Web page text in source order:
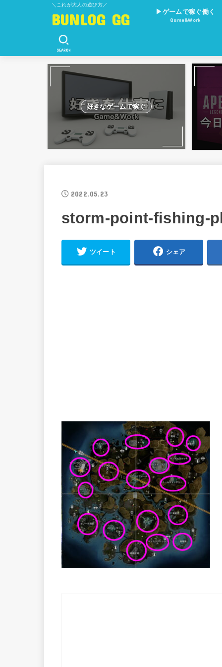
＼これが大人の遊び方／
BUNLOG GG ▶︎ゲームで稼ぐ働く
Game&Work
SEARCH
好きなゲームで稼ぐ
2022.05.23
storm-point-fishing-
ツイート シェア